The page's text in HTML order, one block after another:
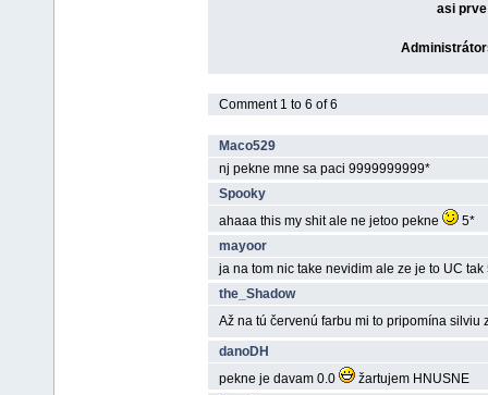
asi
Comment 1 to 6 of 6
Maco529
nj pekne mne sa paci 9999999999*
Spooky
ahaaa this my shit ale ne jetoo pekne
5*
mayoor
ja na tom nic take nevidim ale ze je to UC tak
the_Shadow
Až na tú červenú farbu mi to pripomí­na
danoDH
pekne je davam 0.0
žartujem HNUSNE